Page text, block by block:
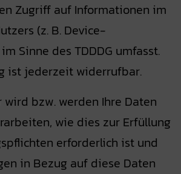
Zugriff auf Informationen im
(z. B. Device-
Sinne des TDDDG umfasst.
ist jederzeit widerrufbar.
wird bzw. werden Ihre Daten
wie dies zur Erfüllung
erforderlich ist und
in Bezug auf diese Daten